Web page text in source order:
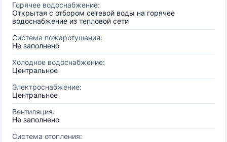
Горячее водоснабжение:
Открытая с отбором сетевой воды на горячее
водоснабжение из тепловой сети
Система пожаротушения:
Не заполнено
Холодное водоснабжение:
Центральное
Электроснабжение:
Центральное
Вентиляция:
Не заполнено
Система отопления: